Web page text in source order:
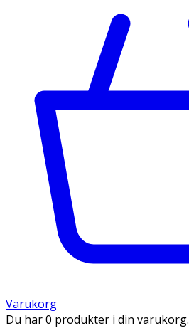
Varukorg
Du har 0 produkter i din varukorg.